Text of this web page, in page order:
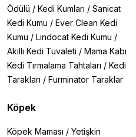
Ödülü / Kedi Kumları / Sanicat
Kedi Kumu / Ever Clean Kedi
Kumu / Lindocat Kedi Kumu /
Akıllı Kedi Tuvaleti / Mama Kabı
Kedi Tırmalama Tahtaları / Kedi
Tarakları / Furminator Taraklar
Köpek
Köpek Maması / Yetişkin